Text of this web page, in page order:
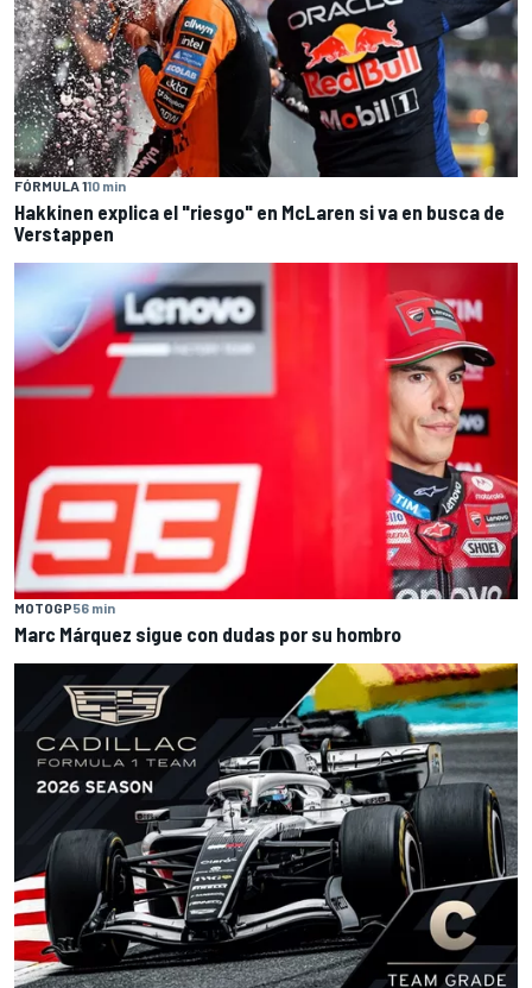
FÓRMULA 110 min
Hakkinen explica el "riesgo" en McLaren si va en busca de
Verstappen
MOTOGP56 min
Marc Márquez sigue con dudas por su hombro